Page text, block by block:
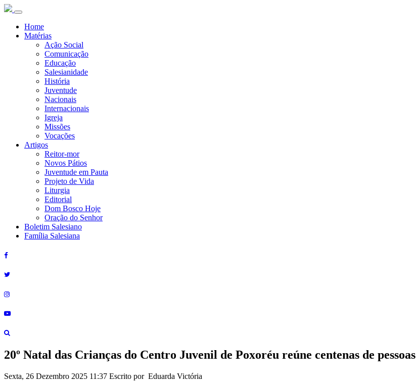
Home
Matérias
Ação Social
Comunicação
Educação
Salesianidade
História
Juventude
Nacionais
Internacionais
Igreja
Missões
Vocações
Artigos
Reitor-mor
Novos Pátios
Juventude em Pauta
Projeto de Vida
Liturgia
Editorial
Dom Bosco Hoje
Oração do Senhor
Boletim Salesiano
Família Salesiana
20º Natal das Crianças do Centro Juvenil de Poxoréu reúne centenas de pessoas
Sexta, 26 Dezembro 2025 11:37 Escrito por Eduarda Victória